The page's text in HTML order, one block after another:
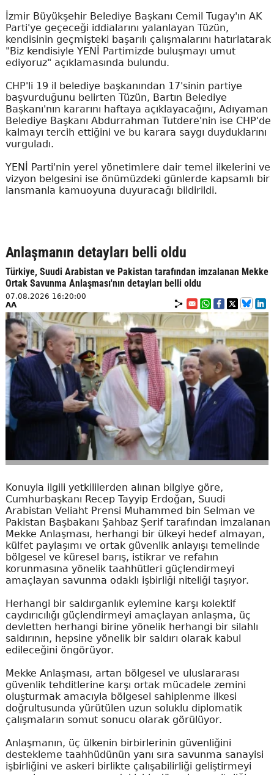
İzmir Büyükşehir Belediye Başkanı Cemil Tugay'ın AK
Parti'ye geçeceği iddialarını yalanlayan Tüzün,
kendisinin geçmişteki başarılı çalışmalarını hatırlatarak
"Biz kendisiyle YENİ Partimizde buluşmayı umut
ediyoruz" açıklamasında bulundu.
CHP'li 19 il belediye başkanından 17'sinin partiye
başvurduğunu belirten Tüzün, Bartın Belediye
Başkanı'nın kararını haftaya açıklayacağını, Adıyaman
Belediye Başkanı Abdurrahman Tutdere'nin ise CHP'de
kalmayı tercih ettiğini ve bu karara saygı duyduklarını
vurguladı.
YENİ Parti'nin yerel yönetimlere dair temel ilkelerini ve
vizyon belgesini ise önümüzdeki günlerde kapsamlı bir
lansmanla kamuoyuna duyuracağı bildirildi.
Anlaşmanın detayları belli oldu
Türkiye, Suudi Arabistan ve Pakistan tarafından imzalanan Mekke
Ortak Savunma Anlaşması'nın detayları belli oldu
07.08.2026 16:20:00
AA
Konuyla ilgili yetkililerden alınan bilgiye göre,
Cumhurbaşkanı Recep Tayyip Erdoğan, Suudi
Arabistan Veliaht Prensi Muhammed bin Selman ve
Pakistan Başbakanı Şahbaz Şerif tarafından imzalanan
Mekke Anlaşması, herhangi bir ülkeyi hedef almayan,
külfet paylaşımı ve ortak güvenlik anlayışı temelinde
bölgesel ve küresel barış, istikrar ve refahın
korunmasına yönelik taahhütleri güçlendirmeyi
amaçlayan savunma odaklı işbirliği niteliği taşıyor.
Herhangi bir saldırganlık eylemine karşı kolektif
caydırıcılığı güçlendirmeyi amaçlayan anlaşma, üç
devletten herhangi birine yönelik herhangi bir silahlı
saldırının, hepsine yönelik bir saldırı olarak kabul
edileceğini öngörüyor.
Mekke Anlaşması, artan bölgesel ve uluslararası
güvenlik tehditlerine karşı ortak mücadele zemini
oluşturmak amacıyla bölgesel sahiplenme ilkesi
doğrultusunda yürütülen uzun soluklu diplomatik
çalışmaların somut sonucu olarak görülüyor.
Anlaşmanın, üç ülkenin birbirlerinin güvenliğini
destekleme taahhüdünün yanı sıra savunma sanayisi
işbirliğini ve askeri birlikte çalışabilirliği geliştirmeyi